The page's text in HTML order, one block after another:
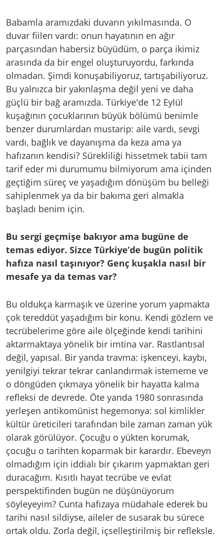
Babamla aramızdaki duvarın yıkılmasında. O
duvar fiilen vardı: onun hayatının en ağır
parçasından habersiz büyüdüm, o parça ikimiz
arasında da bir engel oluşturuyordu, farkında
olmadan. Şimdi konuşabiliyoruz, tartışabiliyoruz.
Bu yalnızca bir yakınlaşma değil yeni ve daha
güçlü bir bağ aramızda. Türkiye'de 12 Eylül
kuşağının çocuklarının büyük bölümü benimle
benzer durumlardan mustarip: aile vardı, sevgi
vardı, bağlık ve dayanışma da keza ama ya
hafızanın kendisi? Sürekliliği hissetmek tabii tam
tarif eder mi durumumu bilmiyorum ama içinden
geçtiğim süreç ve yaşadığım dönüşüm bu belleği
sahiplenmek ya da bir bakıma geri almakla
başladı benim için.
Bu sergi geçmişe bakıyor ama bugüne de
temas ediyor. Sizce Türkiye’de bugün politik
hafıza nasıl taşınıyor? Genç kuşakla nasıl bir
mesafe ya da temas var?
Bu oldukça karmaşık ve üzerine yorum yapmakta
çok tereddüt yaşadığım bir konu. Kendi gözlem ve
tecrübelerime göre aile ölçeğinde kendi tarihini
aktarmaktaya yönelik bir imtina var. Rastlantısal
değil, yapısal. Bir yanda travma: işkenceyi, kaybı,
yenilgiyi tekrar tekrar canlandırmak istememe ve
o döngüden çıkmaya yönelik bir hayatta kalma
refleksi de devrede. Öte yanda 1980 sonrasında
yerleşen antikomünist hegemonya: sol kimlikler
kültür üreticileri tarafından bile zaman zaman yük
olarak görülüyor. Çocuğu o yükten korumak,
çocuğu o tarihten koparmak bir karardır. Ebeveyn
olmadığım için iddialı bir çıkarım yapmaktan geri
duracağım. Kısıtlı hayat tecrübe ve evlat
perspektifinden bugün ne düşünüyorum
söyleyeyim? Cunta hafızaya müdahale ederek bu
tarihi nasıl sildiyse, aileler de susarak bu sürece
ortak oldu. Zorla değil, içselleştirilmiş bir refleksle.